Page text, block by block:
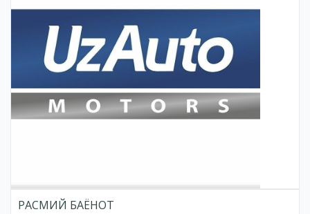
РАСМИЙ БАЁНОТ